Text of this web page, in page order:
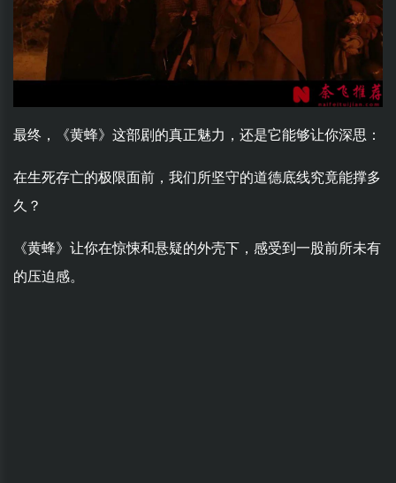
最终，《黄蜂》这部剧的真正魅力，还是它能够让你深思：
在生死存亡的极限面前，我们所坚守的道德底线究竟能撑多
久？
《黄蜂》让你在惊悚和悬疑的外壳下，感受到一股前所未有
的压迫感。